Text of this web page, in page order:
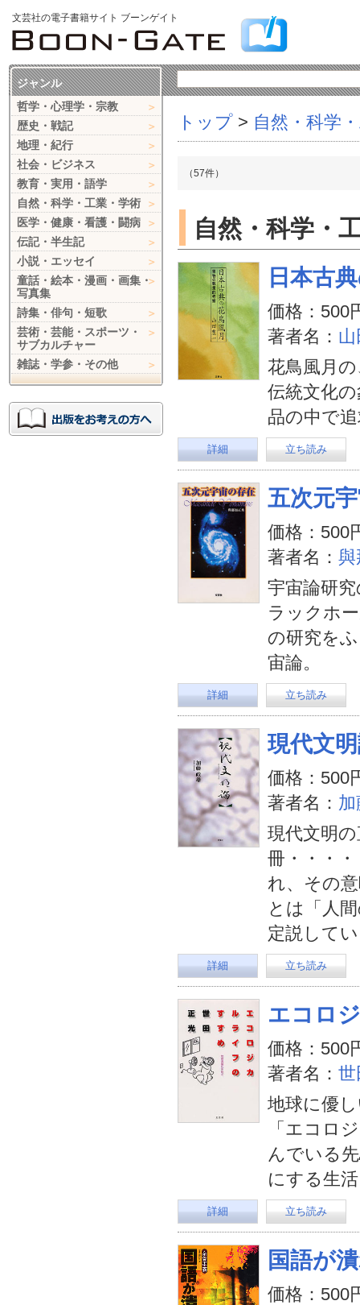
文芸社の電子書籍サイト ブーンゲイト
トップ > 自然・科学
（57件）
自然・科学・
日本古
価格：500
著者名：
花鳥風月
伝統文化
品の中で
詳細 立ち読み
五次元
価格：500
著者名： 與
宇宙論研
ラックホ
の研究を
宙論。
詳細 立ち読み
現代文
価格：500
著者名：
現代文明
冊・・・
れ、その
とは「人
定説して
詳細 立ち読み
エコロ
価格：500
著者名： 世
地球に優
「エコロ
んでいる
にする生
詳細 立ち読み
国語が
価格：500
ジャンル
哲学・心理学・宗教
歴史・戦記
地理・紀行
社会・ビジネス
教育・実用・語学
自然・科学・工業・学術
医学・健康・看護・闘病
伝記・半生記
小説・エッセイ
童話・絵本・漫画・画集・
写真集
詩集・俳句・短歌
芸術・芸能・スポーツ・
サブカルチャー
雑誌・学参・その他